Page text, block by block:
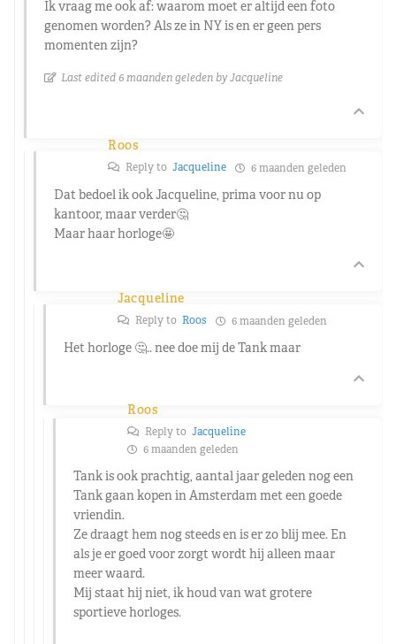
Ik vraag me ook af: waarom moet er altijd een foto
genomen worden? Als ze in NY is en er geen pers
momenten zijn?
Last edited 6 maanden geleden by Jacqueline
Roos
Reply to Jacqueline 6 maanden geleden
Dat bedoel ik ook Jacqueline, prima voor nu op
kantoor, maar verder🤔
Maar haar horloge🤩
Jacqueline
Reply to Roos 6 maanden geleden
Het horloge 🤔.. nee doe mij de Tank maar
Roos
Reply to Jacqueline
6 maanden geleden
Tank is ook prachtig, aantal jaar geleden nog een
Tank gaan kopen in Amsterdam met een goede
vriendin.
Ze draagt hem nog steeds en is er zo blij mee. En
als je er goed voor zorgt wordt hij alleen maar
meer waard.
Mij staat hij niet, ik houd van wat grotere
sportieve horloges.